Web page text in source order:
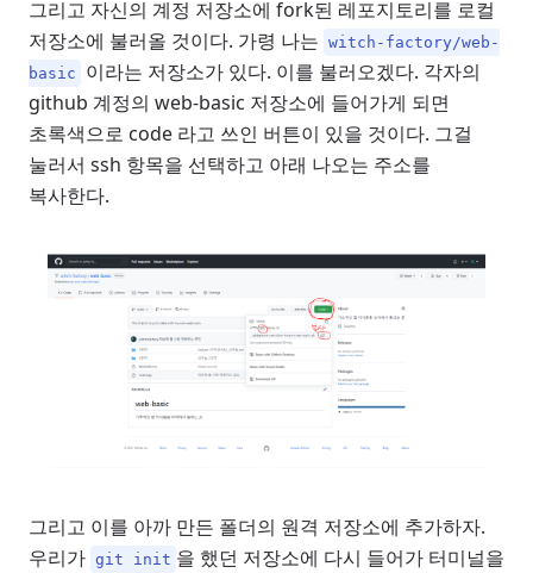
그리고 자신의 계정 저장소에 fork된 레포지토리를 로컬
저장소에 불러올 것이다. 가령 나는 witch-factory/web-
basic
이라는 저장소가 있다. 이를 불러오겠다. 각자의
github 계정의 web-basic 저장소에 들어가게 되면
초록색으로 code 라고 쓰인 버튼이 있을 것이다. 그걸
눌러서 ssh 항목을 선택하고 아래 나오는 주소를
복사한다.
그리고 이를 아까 만든 폴더의 원격 저장소에 추가하자.
우리가 git init 을 했던 저장소에 다시 들어가 터미널을